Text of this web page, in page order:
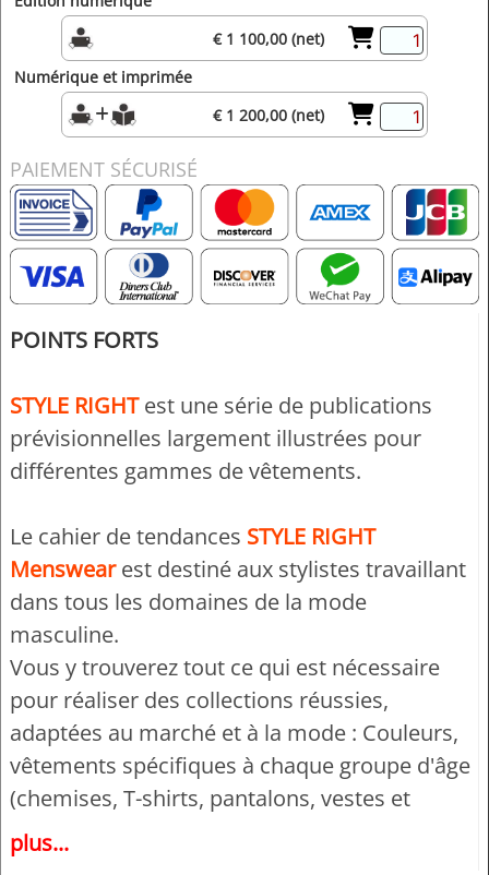
€ 1 100,00 (net)
Numérique et imprimée
€ 1 200,00 (net)
PAIEMENT SÉCURISÉ
POINTS FORTS
STYLE RIGHTest une série de publications
prévisionnelles largement illustrées pour
différentes gammes de vêtements.
Le cahier de tendances STYLE RIGHT
Menswearest destiné aux stylistes travaillant
dans tous les domaines de la mode
masculine.
Vous y trouverez tout ce qui est nécessaire
pour réaliser des collections réussies,
adaptées au marché et à la mode : Couleurs,
vêtements spécifiques à chaque groupe d'âge
(chemises, T-shirts, pantalons, vestes et
accessoires tels que chaussettes et
chaussures) ainsi que de nombreux modèles
plus...